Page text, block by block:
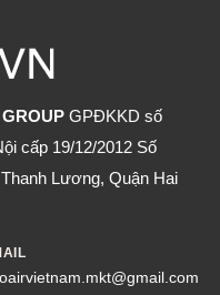
GPĐKKD số
cấp 19/12/2012 Số
Lương, Quận Hai